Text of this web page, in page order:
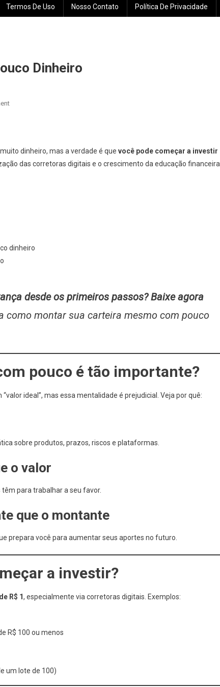
Termos De Uso Nosso Contato Política De Privacidade
Dinheiro
On
Investir
Com
dinheiro, mas a verdade é que você pode começar a investir
das corretoras digitais e o crescimento da educação financeira
dinheiro
desde os primeiros passos? Baixe agora
como montar sua carteira mesmo com pouco
pouco é tão importante?
ideal”, mas essa mentalidade é prejudicial. Veja por quê:
sobre produtos, prazos, riscos e plataformas.
o valor
têm para trabalhar a seu favor.
que o montante
prepara você para aumentar seus aportes no futuro.
a investir?
R$ 1, especialmente via corretoras digitais. Exemplos:
R$ 100 ou menos
um lote de 100)